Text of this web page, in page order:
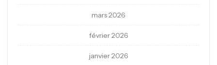
mars 2026
février 2026
janvier 2026